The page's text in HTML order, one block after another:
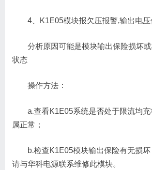
4、K1E05模块报欠压报警,输出电压
分析原因可能是模块输出保险损坏
状态
操作方法：
a.查看K1E05系统是否处于限流均充
属正常；
b.检查K1E05模块输出保险有无损坏
请与华科电源联系维修此模块。